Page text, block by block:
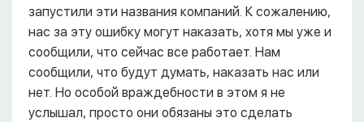
запустили эти названия компаний. К сожалению,
нас за эту ошибку могут наказать, хотя мы уже и
сообщили, что сейчас все работает. Нам
сообщили, что будут думать, наказать нас или
нет. Но особой враждебности в этом я не
услышал, просто они обязаны это сделать